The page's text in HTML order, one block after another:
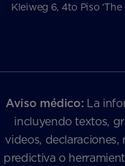
Kleiweg 6, 4to Piso
Aviso médico:La
incluyendo textos,
videos,
predictiva o